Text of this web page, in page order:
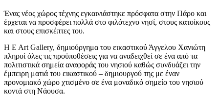
Ένας νέος χώρος τέχνης εγκαινιάστηκε πρόσφατα στην Πάρο και
έρχεται να προσφέρει πολλά στο φιλότεχνο νησί, στους κατοίκους
και στους επισκέπτες του.
Η E Art Gallery, δημιούργημα του εικαστικού Άγγελου Χανιώτη
πληροί όλες τις προϋποθέσεις για να αναδειχθεί σε ένα από τα
πολιτιστικά σημεία αναφοράς του νησιού καθώς συνδυάζει την
έμπειρη ματιά του εικαστικού – δημιουργού της με έναν
προνομιακό χώρο χτισμένο σε ένα μοναδικό σημείο του νησιού
κοντά στη Νάουσα.